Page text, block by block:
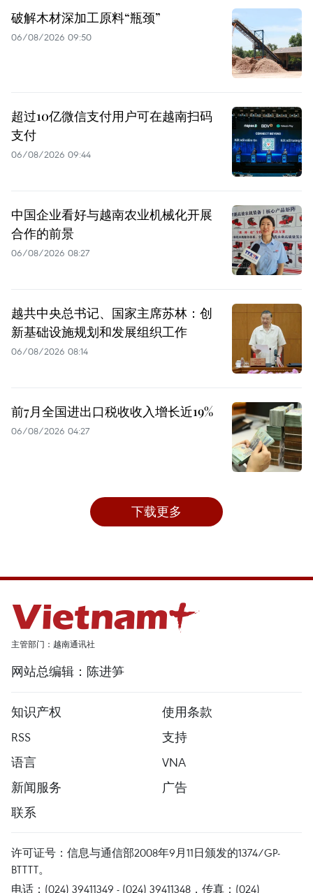
破解木材深加工原料“瓶颈”
06/08/2026 09:50
超过10亿微信支付用户可在越南扫码
支付
06/08/2026 09:44
中国企业看好与越南农业机械化开展
合作的前景
06/08/2026 08:27
越共中央总书记、国家主席苏林：创
新基础设施规划和发展组织工作
06/08/2026 08:14
前7月全国进出口税收收入增长近19%
06/08/2026 04:27
下载更多
主管部门：越南通讯社
网站总编辑：陈进笋
知识产权
使用条款
RSS
支持
语言
VNA
新闻服务
广告
联系
许可证号：信息与通信部2008年9月11日颁发的1374/GP-
BTTTT。
电话：(024) 39411349 - (024) 39411348，传真：(024)